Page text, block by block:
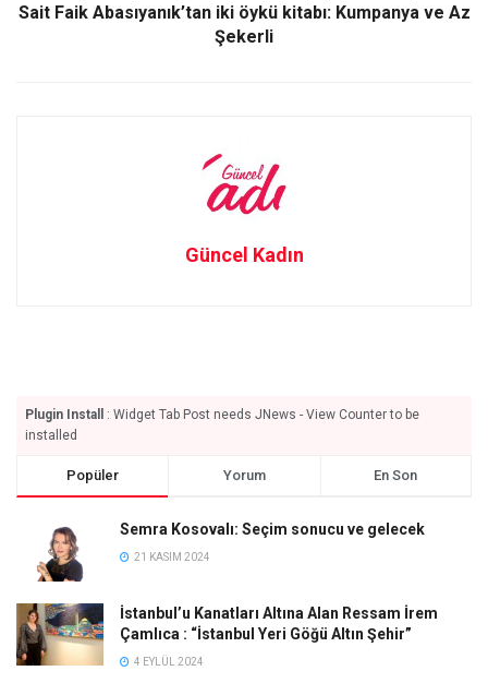
Sait Faik Abasıyanık’tan iki öykü kitabı: Kumpanya ve Az
Şekerli
Güncel Kadın
Plugin Install
: Widget Tab Post needs JNews - View Counter to be
installed
Popüler Yorum En Son
Semra Kosovalı: Seçim sonucu ve gelecek
21 KASIM 2024
İstanbul’u Kanatları Altına Alan Ressam İrem
Çamlıca : “İstanbul Yeri Göğü Altın Şehir”
4 EYLÜL 2024